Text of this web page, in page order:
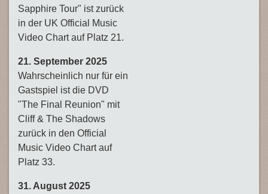
Sapphire Tour" ist zurück
in der UK Official Music
Video Chart auf Platz 21.
21. September 2025
Wahrscheinlich nur für ein
Gastspiel ist die DVD
"The Final Reunion" mit
Cliff & The Shadows
zurück in den Official
Music Video Chart auf
Platz 33.
31. August 2025